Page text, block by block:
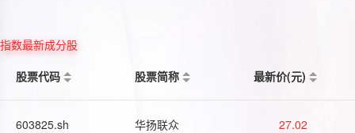
指数最新成分股
股票代码
股票简称 最新价(元)
603825.sh 华扬联众 27.02